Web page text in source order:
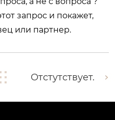
запрос и покажет,
или партнер.
Отстутствует.